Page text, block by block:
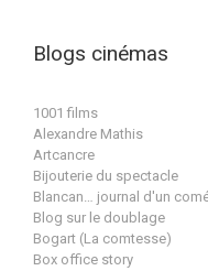
Blogs cinémas
1001 films
Alexandre Mathis
Artcancre
Bijouterie du spectacle
Blancan… journal d'un
Blog sur le doublage
Bogart (La comtesse)
Box office story